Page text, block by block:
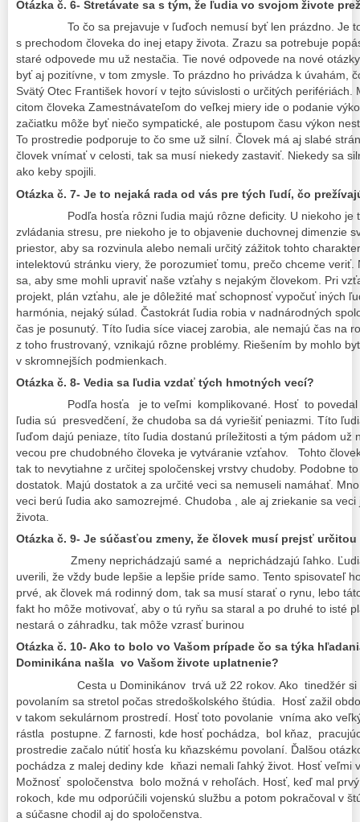
Otázka č. 6- Stretávate sa s tým, že ľudia vo svojom živote
To čo sa prejavuje v ľuďoch nemusí byť len prázdno. Je
s prechodom človeka do inej etapy života. Zrazu sa potrebuje
staré odpovede mu už nestačia. Tie nové odpovede na nové
byť aj pozitívne, v tom zmysle. To prázdno ho privádza k úvahám,
Svätý Otec František hovorí v tejto súvislosti o určitých perifériách.
citom človeka Zamestnávateľom do veľkej miery ide o podanie
začiatku môže byť niečo sympatické, ale postupom času výkon
To prostredie podporuje to čo sme už silní. Človek má aj slabé
človek vnímať v celosti, tak sa musí niekedy zastaviť. Niekedy sa
ako keby spojili.
Otázka č. 7- Je to nejaká rada od vás pre tých ľudí, čo
Podľa hosťa rôzni ľudia majú rôzne deficity. U niekoho je
zvládania stresu, pre niekoho je to objavenie duchovnej dimenzie
priestor, aby sa rozvinula alebo nemali určitý zážitok tohto
intelektovú stránku viery, že porozumieť tomu, prečo chceme
sa, aby sme mohli upraviť naše vzťahy s nejakým človekom. Pri
projekt, plán vzťahu, ale je dôležité mať schopnosť vypočuť iných
harmónia, nejaký súlad. Častokrát ľudia robia v nadnárodných
čas je posunutý. Títo ľudia síce viacej zarobia, ale nemajú čas na
z toho frustrovaný, vznikajú rôzne problémy. Riešením by mohlo
v skromnejších podmienkach.
Otázka č. 8- Vedia sa ľudia vzdať tých hmotných vecí?
Podľa hosťa je to veľmi komplikované. Hosť to povedal
ľudia sú presvedčení, že chudoba sa dá vyriešiť peniazmi. Títo
ľuďom dajú peniaze, títo ľudia dostanú príležitosti a tým pádom už
vecou pre chudobného človeka je vytváranie vzťahov. Tohto
tak to nevytiahne z určitej spoločenskej vrstvy chudoby. Podobne
dostatok. Majú dostatok a za určité veci sa nemuseli namáhať.
veci berú ľudia ako samozrejmé. Chudoba , ale aj zriekanie sa
života.
Otázka č. 9- Je súčasťou zmeny, že človek musí prejsť
Zmeny neprichádzajú samé a neprichádzajú ľahko.
uverili, že vždy bude lepšie a lepšie príde samo. Tento spisovateľ
prvé, ak človek má rodinný dom, tak sa musí starať o rynu, lebo
fakt ho môže motivovať, aby o tú ryňu sa staral a po druhé to isté
nestará o záhradku, tak môže vzrasť burinou
Otázka č. 10- Ako to bolo vo Vašom prípade čo sa týka
Dominikána našla vo Vašom živote uplatnenie?
Cesta u Dominikánov trvá už 22 rokov. Ako tinedžér si
povolaním sa stretol počas stredoškolského štúdia. Hosť zažil
v takom sekulárnom prostredí. Hosť toto povolanie vníma ako
rástla postupne. Z farnosti, kde hosť pochádza, bol kňaz,
prostredie začalo nútiť hosťa ku kňazskému povolaní. Ďalšou
pochádza z malej dediny kde kňazi nemali ľahký život. Hosť veľmi
Možnosť spoločenstva bolo možná v rehoľách. Hosť, keď mal
rokoch, kde mu odporúčili vojenskú službu a potom pokračoval v
a súčasne chodil aj do spoločenstva.